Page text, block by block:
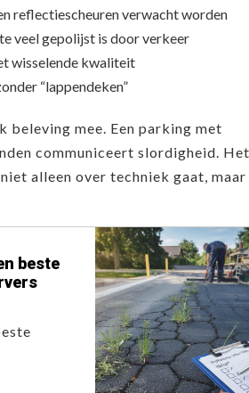
reflectiescheuren verwacht worden
veel gepolijst is door verkeer
wisselende kwaliteit
“lappendeken”
mee. Een parking met
communiceert slordigheid.
alleen over techniek gaat, maar
beste